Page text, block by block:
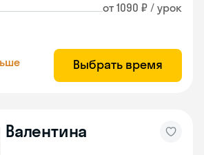
от 1090 ₽ / урок
Выбрать время
Валентина